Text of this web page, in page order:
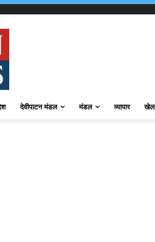
देवीपाटन मंडल मंडल व्यापार खेल